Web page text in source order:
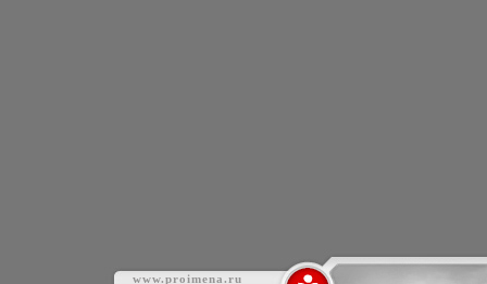
www.proimena.ru